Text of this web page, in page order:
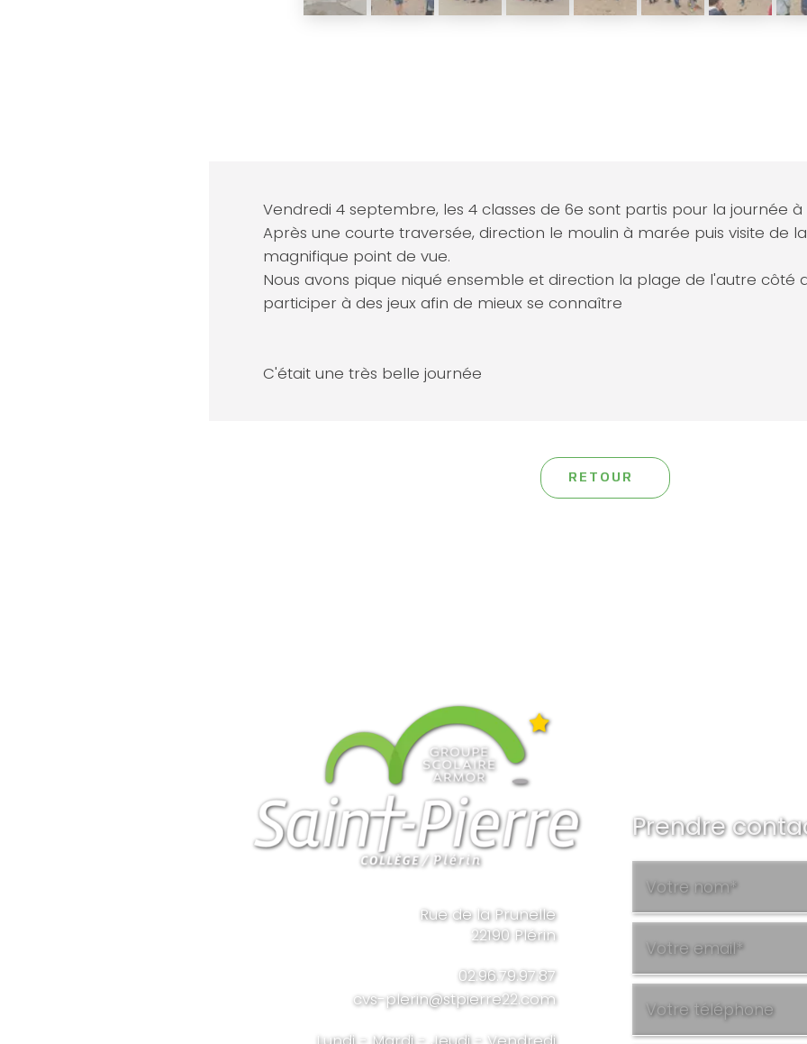
Vendredi 4 septembre, les 4 classes de 6e sont partis pour la journée à
Après une courte traversée, direction le moulin à marée puis visite de
magnifique point de vue.
Nous avons pique niqué ensemble et direction la plage de l'autre côté
participer à des jeux afin de mieux se connaître
C'était une très belle journée
RETOUR
Rue de la Prunelle
22190 Plérin
02.96.79.97.87
cvs-plerin@stpierre22.com
Prendre